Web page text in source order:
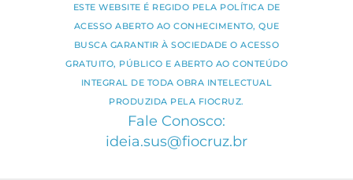
ESTE WEBSITE É REGIDO PELA POLÍTICA DE
ACESSO ABERTO AO CONHECIMENTO, QUE
BUSCA GARANTIR À SOCIEDADE O ACESSO
GRATUITO, PÚBLICO E ABERTO AO CONTEÚDO
INTEGRAL DE TODA OBRA INTELECTUAL
PRODUZIDA PELA FIOCRUZ.
Fale Conosco:
ideia.sus@fiocruz.br